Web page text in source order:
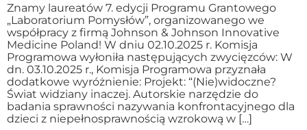
Znamy laureatów 7. edycji Programu Grantowego
„Laboratorium Pomysłów”, organizowanego we
współpracy z firmą Johnson & Johnson Innovative
Medicine Poland! W dniu 02.10.2025 r. Komisja
Programowa wyłoniła następujących zwycięzców: W
dn. 03.10.2025 r., Komisja Programowa przyznała
dodatkowe wyróżnienie: Projekt: “(Nie)widoczne?
Świat widziany inaczej. Autorskie narzędzie do
badania sprawności nazywania konfrontacyjnego dla
dzieci z niepełnosprawnością wzrokową w […]